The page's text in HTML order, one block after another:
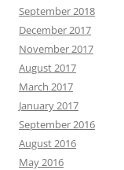
September 2018
December 2017
November 2017
August 2017
March 2017
January 2017
September 2016
August 2016
May 2016